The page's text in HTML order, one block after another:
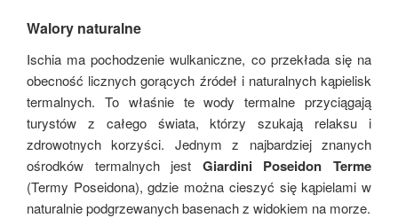
Walory naturalne
Ischia ma pochodzenie wulkaniczne, co przekłada się na
obecność licznych gorących źródeł i naturalnych kąpielisk
termalnych. To właśnie te wody termalne przyciągają
turystów z całego świata, którzy szukają relaksu i
zdrowotnych korzyści. Jednym z najbardziej znanych
ośrodków termalnych jest Giardini Poseidon Terme
(Termy Poseidona), gdzie można cieszyć się kąpielami w
naturalnie podgrzewanych basenach z widokiem na morze.